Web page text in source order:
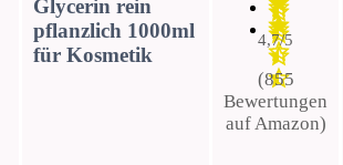
Glycerin rein
pflanzlich 1000ml
für Kosmetik
4,7/5
(855
Bewertungen
auf Amazon)